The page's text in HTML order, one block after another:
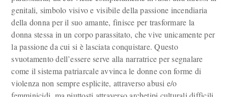
genitali, simbolo visivo e visibile della passione incendiaria
della donna per il suo amante, finisce per trasformare la
donna stessa in un corpo parassitato, che vive unicamente per
la passione da cui si è lasciata conquistare. Questo
svuotamento dell’essere serve alla narratrice per segnalare
come il sistema patriarcale avvinca le donne con forme di
violenza non sempre esplicite, attraverso abusi e/o